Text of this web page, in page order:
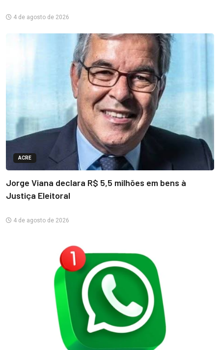
4 de agosto de 2026
ACRE
Jorge Viana declara R$ 5,5 milhões em bens à
Justiça Eleitoral
4 de agosto de 2026